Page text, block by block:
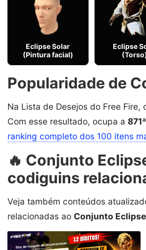
Eclipse Solar
(Pintura facial)
Eclipse
Popularidade de
Na Lista de Desejos do Free Fire,
Com esse resultado, ocupa a
ranking completo dos 100 itens
🔥 Conjunto
codiguins
Veja também conteúdos
relacionadas ao Conjunto